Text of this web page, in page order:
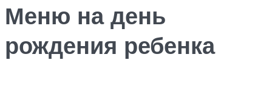
Меню на день
рождения ребенка